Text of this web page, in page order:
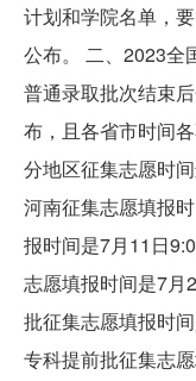
计划和学院名单，
公布。 二、2023全
普通录取批次结束
布，且各省市时间
分地区征集志愿时
河南征集志愿填报
报时间是7月11日
志愿填报时间是7月
批征集志愿填报时
专科提前批征集志